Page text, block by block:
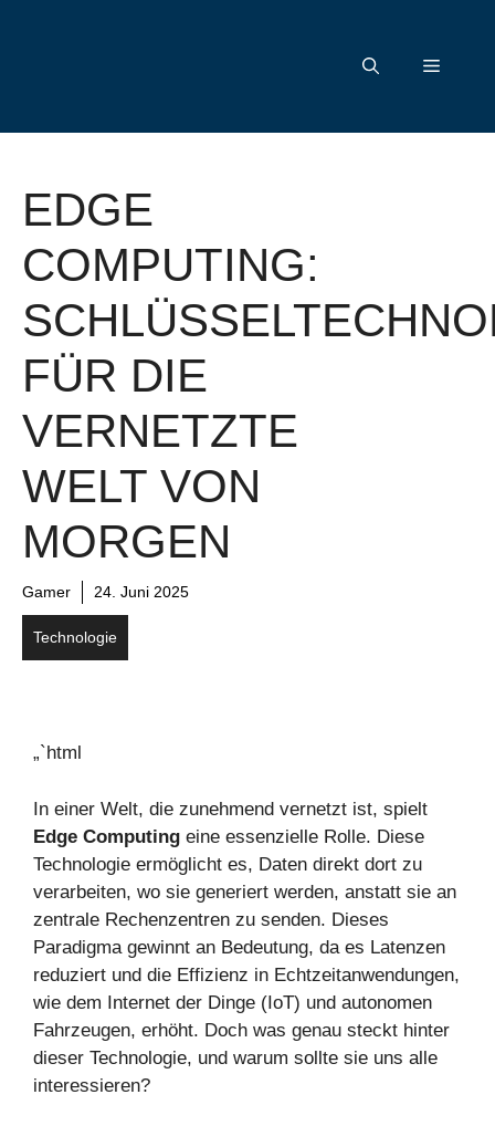
Menü
EDGE
COMPUTING:
FÜR DIE
VERNETZTE
WELT VON
MORGEN
Gamer 24. Juni 2025
Technologie
„`html
In einer Welt, die zunehmend vernetzt ist, spielt
Edge Computing eine essenzielle Rolle. Diese
Technologie ermöglicht es, Daten direkt dort zu
verarbeiten, wo sie generiert werden, anstatt sie an
zentrale Rechenzentren zu senden. Dieses
Paradigma gewinnt an Bedeutung, da es Latenzen
reduziert und die Effizienz in Echtzeitanwendungen,
wie dem Internet der Dinge (IoT) und autonomen
Fahrzeugen, erhöht. Doch was genau steckt hinter
dieser Technologie, und warum sollte sie uns alle
interessieren?